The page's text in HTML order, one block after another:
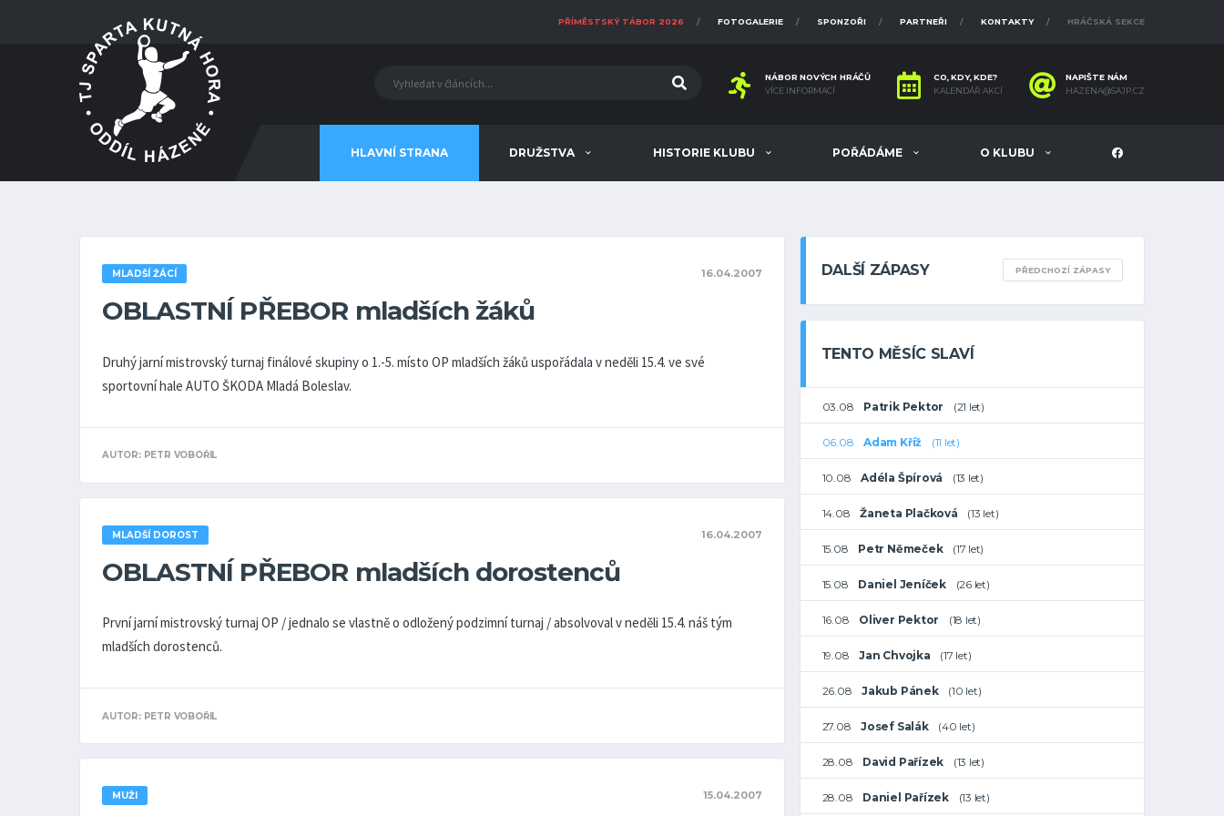
PŘÍMĚSTSKÝ TÁBOR 2026 FOTOGALERIE SPONZOŘI PARTNEŘI KONTAKTY HRÁČSKÁ SEKCE
NÁBOR NOVÝCH HRÁČŮ
VÍCE INFORMACÍ
CO, KDY, KDE?
KALENDÁŘ AKCÍ
NAPIŠTE NÁM
HAZENA@SAJP.CZ
HLAVNÍ STRANA DRUŽSTVA HISTORIE KLUBU POŘÁDÁME O KLUBU
MLADŠÍ ŽÁCÍ 16.04.2007
OBLASTNÍ PŘEBOR mladších žáků
Druhý jarní mistrovský turnaj finálové skupiny o 1.-5. místo OP mladších žáků uspořádala v neděli 15.4. ve své
sportovní hale AUTO ŠKODA Mladá Boleslav.
AUTOR: PETR VOBOŘIL
MLADŠÍ DOROST 16.04.2007
OBLASTNÍ PŘEBOR mladších dorostenců
První jarní mistrovský turnaj OP / jednalo se vlastně o odložený podzimní turnaj / absolvoval v neděli 15.4. náš tým
mladších dorostenců.
AUTOR: PETR VOBOŘIL
MUŽI 15.04.2007
DALŠÍ ZÁPASY PŘEDCHOZÍ ZÁPASY
TENTO MĚSÍC SLAVÍ
03.08 Patrik Pektor (21 let)
06.08 Adam Kříž (11 let)
10.08 Adéla Špírová (13 let)
14.08 Žaneta Plačková (13 let)
15.08 Petr Němeček (17 let)
15.08 Daniel Jeníček (26 let)
16.08 Oliver Pektor (18 let)
19.08 Jan Chvojka (17 let)
26.08 Jakub Pánek (10 let)
27.08 Josef Salák (40 let)
28.08 David Pařízek (13 let)
28.08 Daniel Pařízek (13 let)